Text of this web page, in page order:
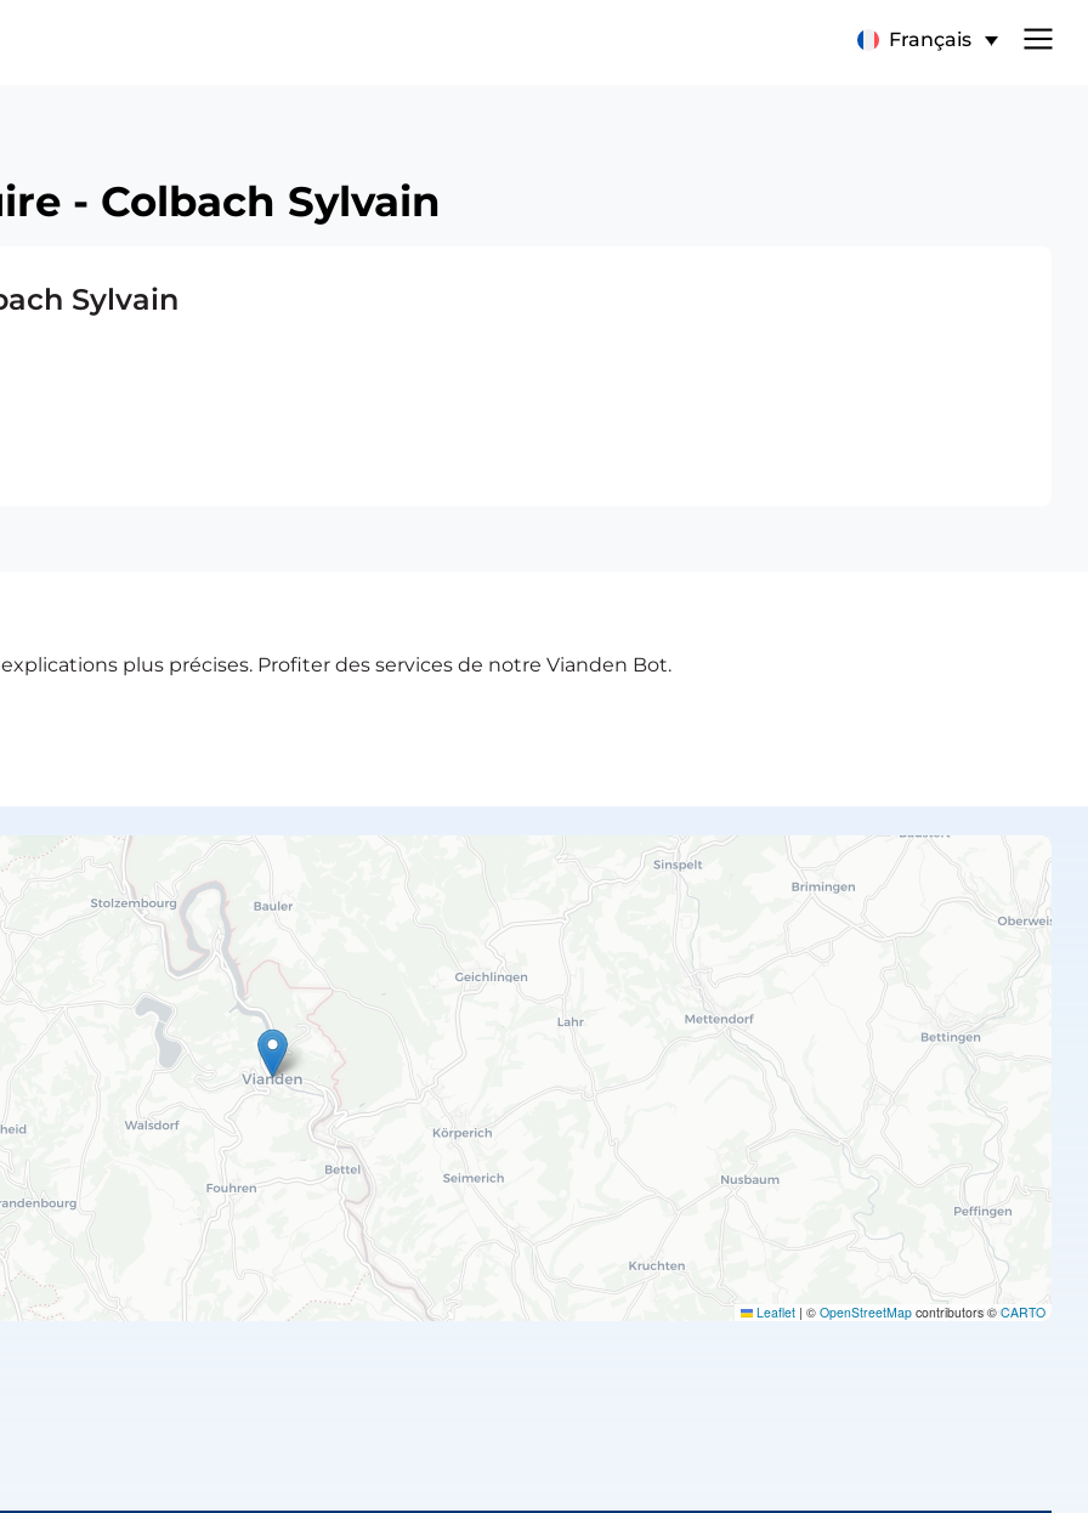
Français
- Colbach Sylvain
Sylvain
plus précises. Profiter des services de notre Vianden Bot.
Leaflet | © OpenStreetMap contributors © CARTO